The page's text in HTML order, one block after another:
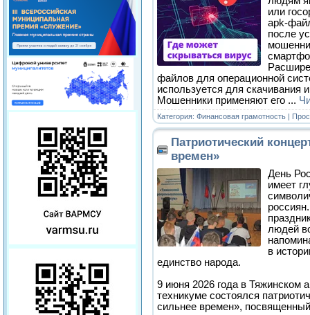
или
apk-
после
файлов для операционной
используется для скачивания
Мошенники применяют его ...
Категория: Финансовая грамотность |
Патриотический
времен»
День
имеет
людей
в
единство народа.
9 июня 2026 года в Тяжинском
техникуме состоялся
сильнее времен»,